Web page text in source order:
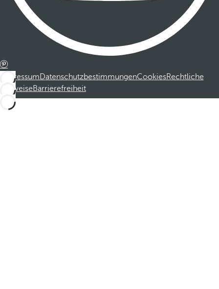
ImpressumDatenschutzbestimmungenCookiesRechtliche
HinweiseBarrierefreiheit